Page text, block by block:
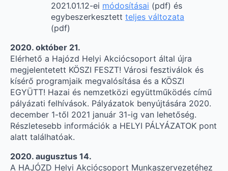
2021.01.12-ei módosításai (pdf) és
egybeszerkesztett teljes változata
(pdf)
2020. október 21.
Elérhető a Hajózd Helyi Akciócsoport által újra
megjelentetett KÖSZI FESZT! Városi fesztiválok és
kísérő programjaik megvalósítása és a KÖSZI
EGYÜTT! Hazai és nemzetközi együttműködés című
pályázati felhívások. Pályázatok benyújtására 2020.
december 1-től 2021 január 31-ig van lehetőség.
Részletesebb információk a HELYI PÁLYÁZATOK pont
alatt találhatóak.
2020. augusztus 14.
A HAJÓZD Helyi Akciócsoport Munkaszervezetéhez